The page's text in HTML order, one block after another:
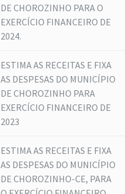
DE CHOROZINHO PARA O
EXERCÍCIO FINANCEIRO DE
2024.
ESTIMA AS RECEITAS E FIXA
AS DESPESAS DO MUNICÍPIO
DE CHOROZINHO PARA
EXERCÍCIO FINANCEIRO DE
2023
ESTIMA AS RECEITAS E FIXA
AS DESPESAS DO MUNICÍPIO
DE CHOROZINHO-CE, PARA